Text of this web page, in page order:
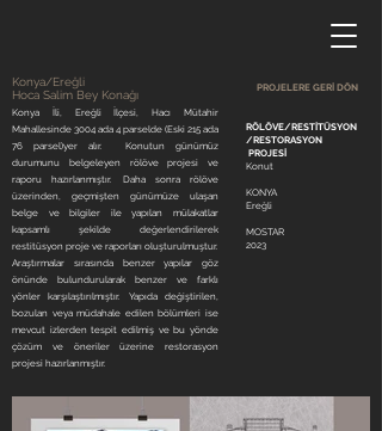
Konya/Ereğli
Hoca Salim Bey Konağı
Konya İli, Ereğli İlçesi, Hacı Mütahir
Mahallesinde 3004 ada 4 parselde (Eski 215 ada
76 parsel)yer alır. Konutun günümüz
durumunu belgeleyen rölöve projesi ve
raporu hazırlanmıştır. Daha sonra rölöve
üzerinden, geçmişten günümüze ulaşan
belge ve bilgiler ile yapılan mülakatlar
kapsamlı şekilde değerlendirilerek
restitüsyon proje ve raporları oluşturulmuştur.
Araştırmalar sırasında benzer yapılar göz
önünde bulundurularak benzer ve farklı
yönler karşılaştırılmıştır. Yapıda değiştirilen,
bozulan veya müdahale edilen bölümleri ise
mevcut izlerden tespit edilmiş ve bu yönde
çözüm ve öneriler üzerine restorasyon
projesi hazırlanmıştır.
RÖLÖVE/RESTİTÜSYON
/RESTORASYON
PROJESİ
Konut
KONYA
Ereğli
MOSTAR
2023
PROJELERE GERİ DÖN